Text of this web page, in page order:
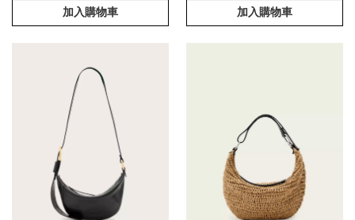
加入購物車 加入購物車